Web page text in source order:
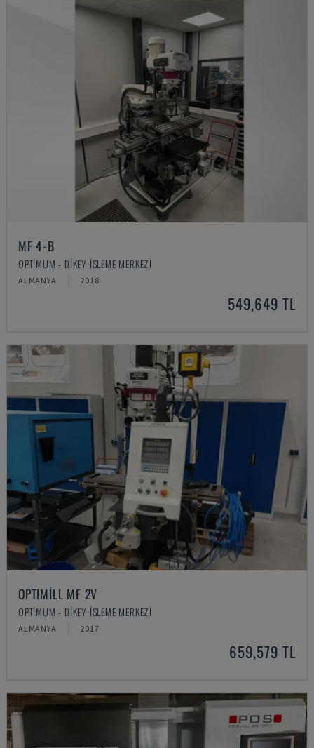
MF 4-B
OPTIMUM - DIKEY İŞLEME MERKEZI
ALMANYA 2018
549,649 TL
OPTIMILL MF 2V
OPTIMUM - DIKEY İŞLEME MERKEZI
ALMANYA 2017
659,579 TL